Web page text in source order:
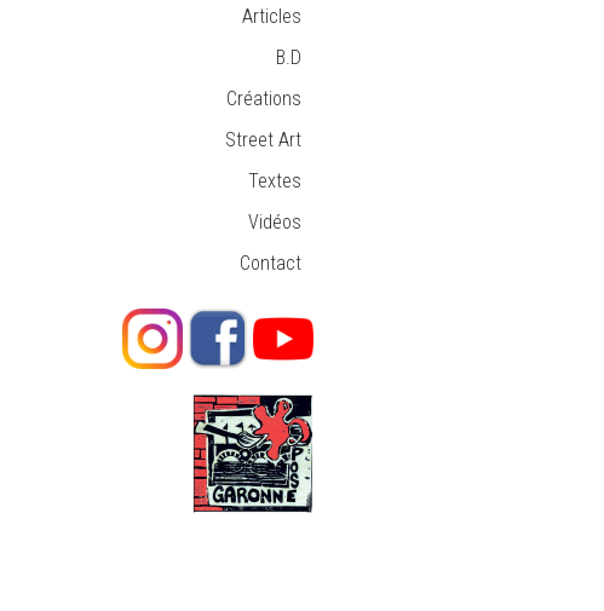
Articles
B.D
Créations
Street Art
Textes
Vidéos
Contact